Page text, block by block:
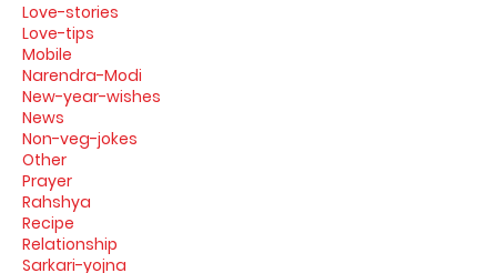
Love-stories
Love-tips
Mobile
Narendra-Modi
New-year-wishes
News
Non-veg-jokes
Other
Prayer
Rahshya
Recipe
Relationship
Sarkari-yojna